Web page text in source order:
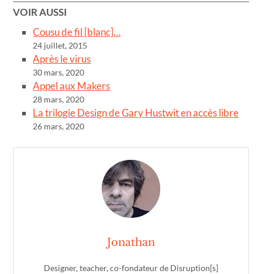
VOIR AUSSI
Cousu de fil [blanc]…
24 juillet, 2015
Après le virus
30 mars, 2020
Appel aux Makers
28 mars, 2020
La trilogie Design de Gary Hustwit en accès libre
26 mars, 2020
Jonathan
Designer, teacher, co-fondateur de Disruption[s]